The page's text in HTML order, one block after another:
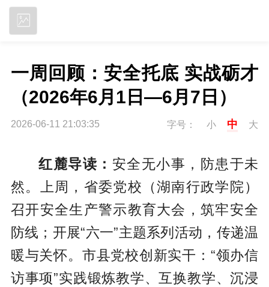
一周回顾：安全托底 实战砺才
（2026年6月1日—6月7日）
2026-06-11 21:03:35 字号： 小 中 大
红麓导读： 安全无小事，防患于未
然。上周，省委党校（湖南行政学院）
召开安全生产警示教育大会，筑牢安全
防线；开展“六一”主题系列活动，传递温
暖与关怀。市县党校创新实干：“领办信
访事项”实践锻炼教学、互换教学、沉浸